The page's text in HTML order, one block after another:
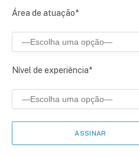
Área de atuação*
Nível de experiência*